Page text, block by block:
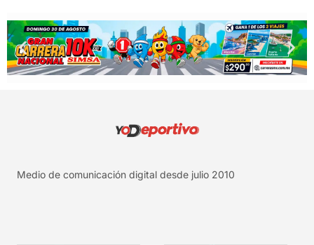
Medio de comunicación digital desde julio 2010